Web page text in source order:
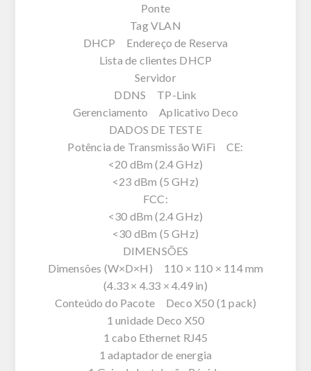
Ponte
Tag VLAN
DHCP Endereço de Reserva
Lista de clientes DHCP
Servidor
DDNS TP-Link
Gerenciamento Aplicativo Deco
DADOS DE TESTE
Potência de Transmissão WiFi CE:
<20 dBm (2.4 GHz)
<23 dBm (5 GHz)
FCC:
<30 dBm (2.4 GHz)
<30 dBm (5 GHz)
DIMENSÕES
Dimensões (W×D×H) 110 × 110 × 114 mm
(4.33 × 4.33 × 4.49 in)
Conteúdo do Pacote Deco X50 (1 pack)
1 unidade Deco X50
1 cabo Ethernet RJ45
1 adaptador de energia